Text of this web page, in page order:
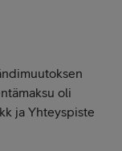
oli
ja Yhteyspiste